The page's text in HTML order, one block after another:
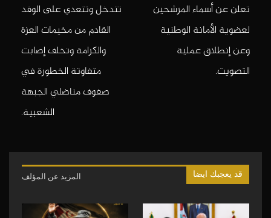
تعلن عن أسماء المرشحين
لعضوية الأمانة الوطنية
وعن إنطلاق عملية
التصويت.
تتدخل وتتعدي على الوفد
القادم من مخيمات العزة
والكرامة وتخلف إصابت
متفاوتة الخطورة في
صفوف مناضلي الجبهة
الشعبية.
قد يعجبك ايضا المزيد عن المؤلف